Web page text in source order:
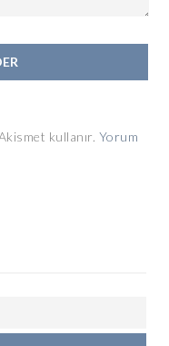
kullanır. Yorum